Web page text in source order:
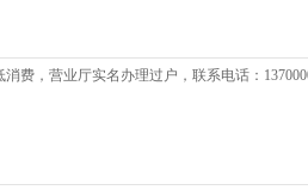
费，营业厅实名办理过户，联系电话：